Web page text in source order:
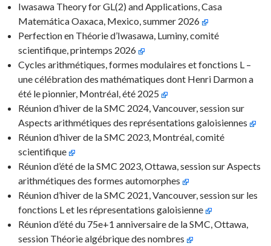
Iwasawa Theory for GL(2) and Applications, Casa
Matemática Oaxaca, Mexico, summer 2026
Perfection en Théorie d’Iwasawa, Luminy, comité
scientifique, printemps 2026
Cycles arithmétiques, formes modulaires et fonctions L –
une célébration des mathématiques dont Henri Darmon a
été le pionnier, Montréal, été 2025
Réunion d’hiver de la SMC 2024, Vancouver, session sur
Aspects arithmétiques des représentations galoisiennes
Réunion d’hiver de la SMC 2023, Montréal, comité
scientifique
Réunion d’été de la SMC 2023, Ottawa, session sur Aspects
arithmétiques des formes automorphes
Réunion d’hiver de la SMC 2021, Vancouver, session sur les
fonctions L et les répresentations galoisienne
Réunion d’été du 75e+1 anniversaire de la SMC, Ottawa,
session Théorie algébrique des nombres